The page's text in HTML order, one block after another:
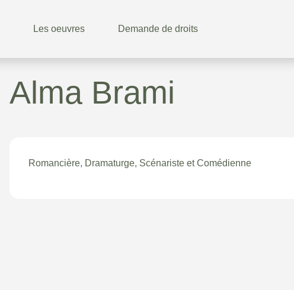
Les oeuvres Demande de droits
Alma Brami
Romancière, Dramaturge, Scénariste et Comédienne